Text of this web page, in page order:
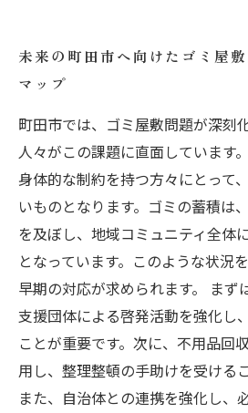
未来の町田市へ向けたゴミ屋
マップ
町田市では、ゴミ屋敷問題が深刻
人々がこの課題に直面しています
身体的な制約を持つ方々にとって
いものとなります。ゴミの蓄積は
を及ぼし、地域コミュニティ全体
となっています。このような状況
早期の対応が求められます。 まず
支援団体による啓発活動を強化し
ことが重要です。次に、不用品回
用し、整理整頓の手助けを受ける
また、自治体との連携を強化し、